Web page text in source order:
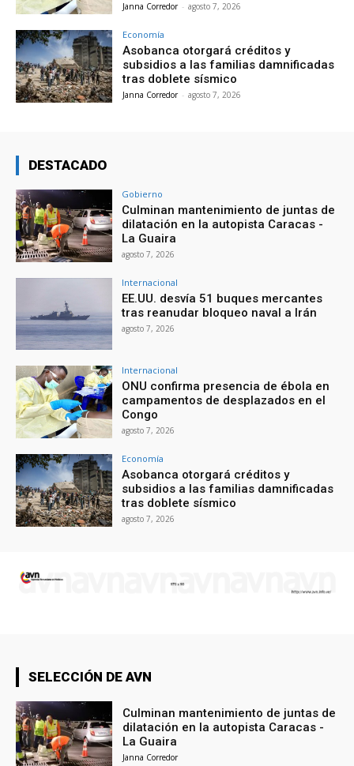
Janna Corredor - agosto 7, 2026
Economía
Asobanca otorgará créditos y
subsidios a las familias damnificadas
tras doblete sísmico
Janna Corredor - agosto 7, 2026
DESTACADO
Gobierno
Culminan mantenimiento de juntas de
dilatación en la autopista Caracas -
La Guaira
agosto 7, 2026
Internacional
EE.UU. desvía 51 buques mercantes
tras reanudar bloqueo naval a Irán
agosto 7, 2026
Internacional
ONU confirma presencia de ébola en
campamentos de desplazados en el
Congo
agosto 7, 2026
Economía
Asobanca otorgará créditos y
subsidios a las familias damnificadas
tras doblete sísmico
agosto 7, 2026
SELECCIÓN DE AVN
Culminan mantenimiento de juntas de
dilatación en la autopista Caracas -
La Guaira
Janna Corredor